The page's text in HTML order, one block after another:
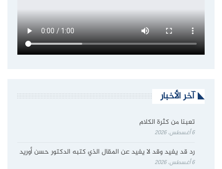
آخر الأخبار
تعبنا من كثرة الكلام
6 أغسطس، 2026
رد قد يفيد وقد لا يفيد عن المقال الذي كتبه الدكتور حسن أوريد
6 أغسطس، 2026